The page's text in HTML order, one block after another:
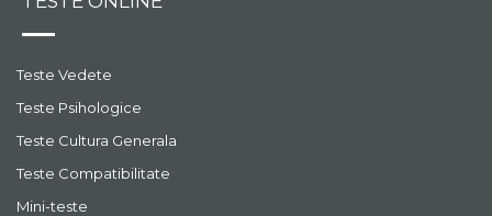
Teste Vedete
Teste Psihologice
Teste Cultura Generala
Teste Compatibilitate
Mini-teste